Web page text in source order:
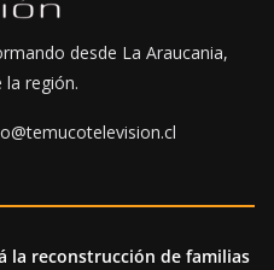
desde La Araucania,
la región.
la reconstrucción de familias